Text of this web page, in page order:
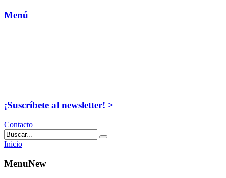
Menú
¡Suscríbete al newsletter! >
Contacto
Inicio
MenuNew